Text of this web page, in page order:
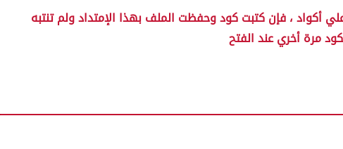
أكواد ، فإن كتبت كود وحفظت الملف بهذا الإمتداد ولم تنتبه
مرة أخري عند الفتح